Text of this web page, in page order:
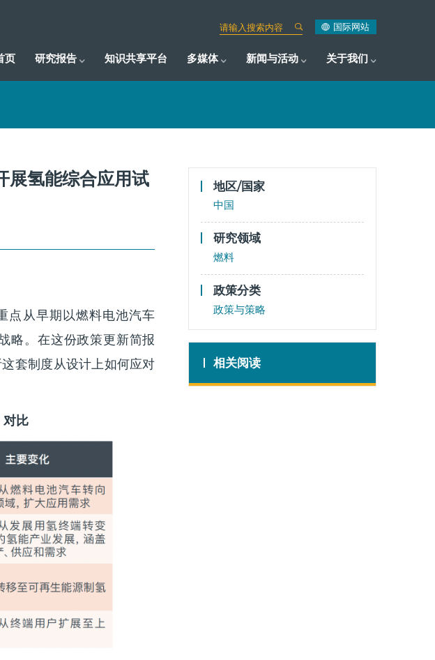
国际网站
页 研究报告 知识共享平台 多媒体 新闻与活动 关于我们
展氢能综合应用试
点从早期以燃料电池汽车
略。在这份政策更新简报
套制度从设计上如何应对
比
地区/国家
中国
研究领域
燃料
政策分类
政策与策略
相关阅读